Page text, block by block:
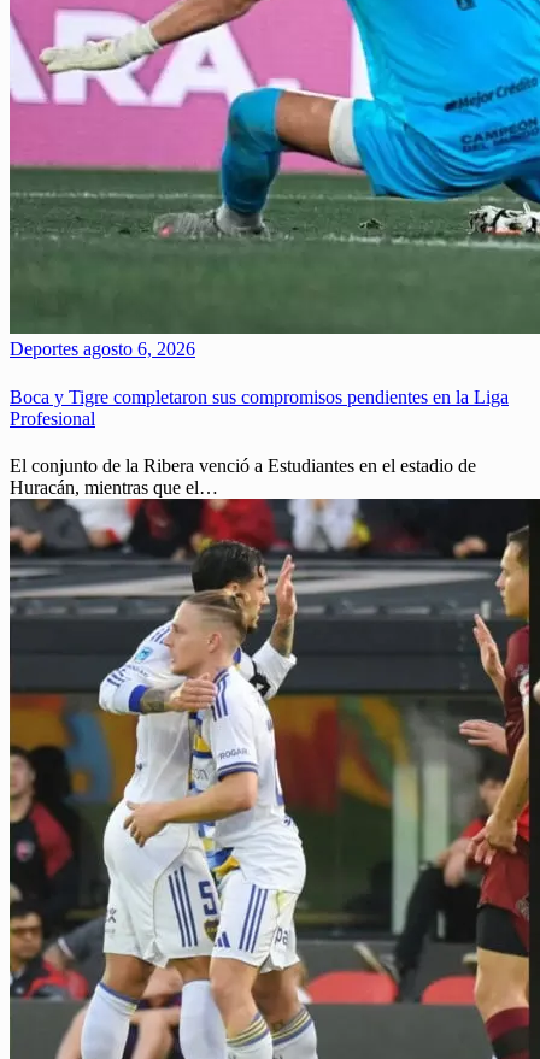
Deportes agosto 6, 2026
Boca y Tigre completaron sus compromisos pendientes en la Liga
Profesional
El conjunto de la Ribera venció a Estudiantes en el estadio de
Huracán, mientras que el…